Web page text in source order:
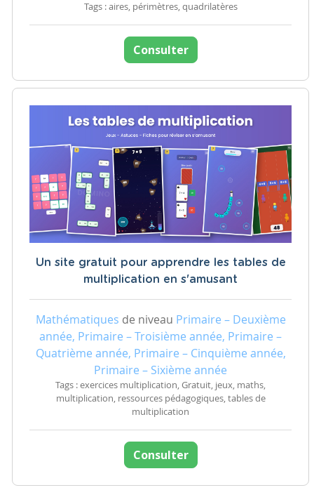
Tags : aires, périmètres, quadrilatères
Consulter
Un site gratuit pour apprendre les tables de
multiplication en s'amusant
Mathématiques de niveau Primaire – Deuxième
année, Primaire – Troisième année, Primaire –
Quatrième année, Primaire – Cinquième année,
Primaire – Sixième année
Tags : exercices multiplication, Gratuit, jeux, maths,
multiplication, ressources pédagogiques, tables de
multiplication
Consulter